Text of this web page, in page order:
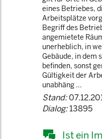
eines Betriebes,
Arbeitsplätze
Begriff des
angemietete
unerheblich, in
Gebäude, in dem
befinden, sonst
Gültigkeit der
unabhäng ...
Stand:
Dialog:13895
Ist ein